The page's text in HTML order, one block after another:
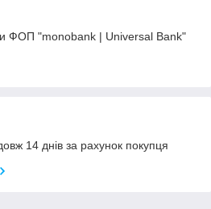
ФОП "monobank | Universal Bank"
14 днів за рахунок покупця